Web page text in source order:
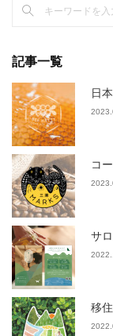
記事一覧
日
コ
サ
移